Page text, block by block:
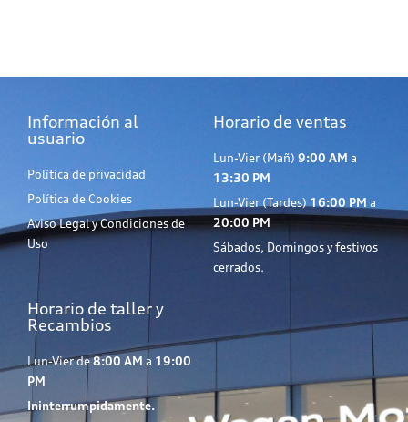
Información al
usuario
Política de privacidad
Política de Cookies
Aviso Legal y Condiciones de
Uso
Horario de ventas
Lun-Vier (Mañ) 9:00 AM a
13:30 PM
Lun-Vier (Tardes) 16:00 PM a
20:00 PM
Sábados, Domingos y festivos
cerrados.
Horario de taller y
Recambios
Lun-Vier de8:00 AM a 19:00
PM
Ininterrumpidamente.